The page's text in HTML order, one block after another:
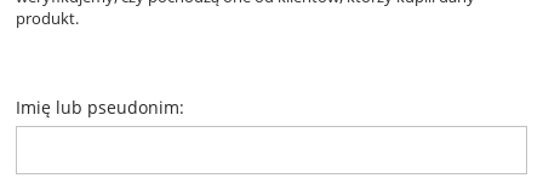
produkt.
Imię lub pseudonim: